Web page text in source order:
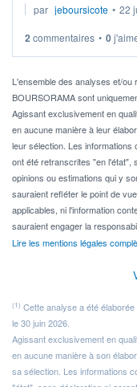
via un ETF plutôt
Idéalement, je
Pour l' ...
par jeboursicote • 22
2 commentaires • 0
L'ensemble des analyses et/
BOURSORAMA sont
Agissant exclusivement en
en aucune manière à leur
leur sélection. Les
ont été retranscrites "en l'état",
opinions ou estimations qui y
sauraient refléter le point de
applicables, ni l'information
sauraient engager la
Lire les mentions légales
(1) Cette analyse a été
le 30 juin 2026.
Agissant exclusivement en
en aucune manière à son
sa sélection. Les informations